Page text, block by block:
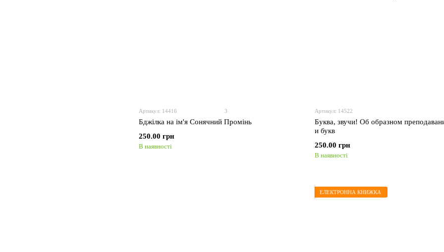
Артикул: 14416 3
Бджілка на ім'я Сонячний Промінь
250.00 грн
В наявності
Артикул: 14522
Буква, звучи! Об образном
и букв
250.00 грн
В наявності
ЕЛЕКТРОННА КНИЖКА